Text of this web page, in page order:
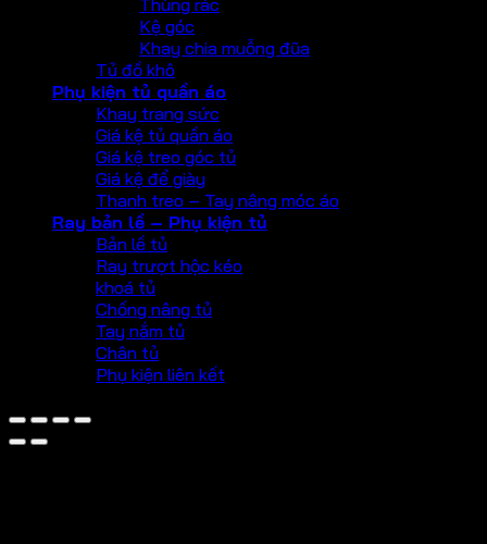
Kệ góc
Khay chia muỗng đũa
Tủ đồ khô
Phụ kiện tủ quần áo
Khay trang sức
Giá kệ tủ quần áo
Giá kệ treo góc tủ
Giá kệ để giày
Thanh treo – Tay nâng móc áo
Ray bản lề – Phụ kiện tủ
Bản lề tủ
Ray trượt hộc kéo
khoá tủ
Chống nâng tủ
Tay nắm tủ
Chân tủ
Phụ kiện liên kết